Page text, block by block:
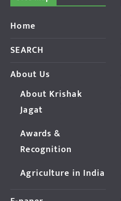
Home
SEARCH
About Us
About Krishak
Jagat
Awards &
Recognition
Agriculture in India